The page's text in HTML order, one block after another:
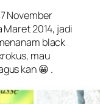
November
2014, jadi
black
mau
kan 😀 .